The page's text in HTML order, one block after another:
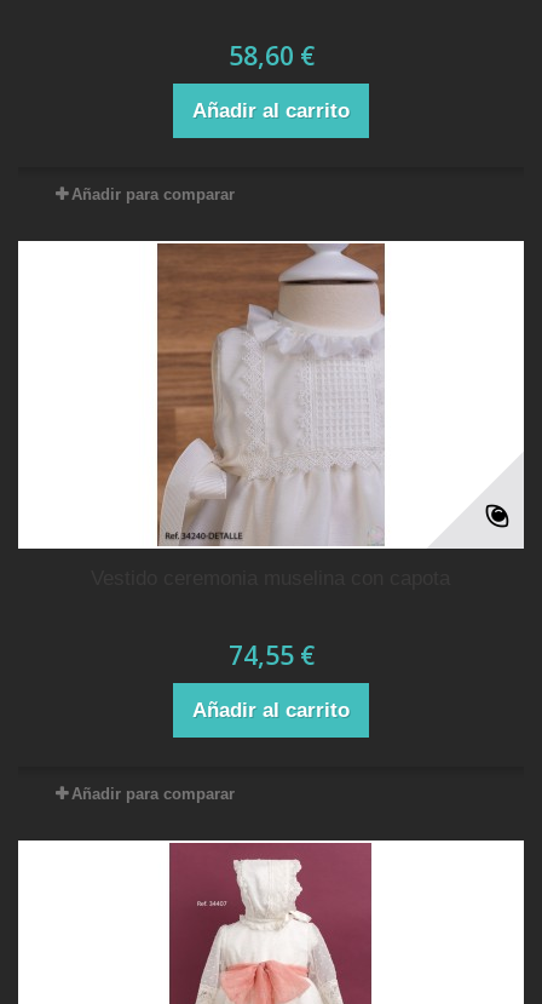
58,60 €
Añadir al carrito
Añadir para comparar
74,55 €
Añadir al carrito
Añadir para comparar